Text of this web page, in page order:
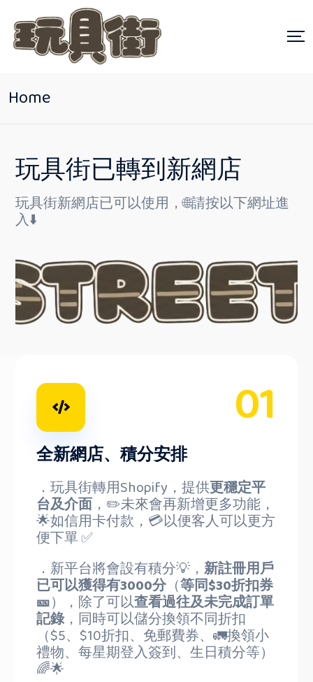
Home
玩具街已轉到新網店
玩具街新網店已可以使用，🌐請按以下網址進
入⬇️
全新網店、積分安排
01
．玩具街轉用Shopify，提供更穩定平
台及介面 ，✏️未來會再新增更多功能，
🌟如信用卡付款，💳以便客人可以更方
便下單 ✅
．新平台將會設有積分💡， 新註冊用戶
已可以獲得有3000分（等同$30折扣券
🎫），除了可以查看過往及未完成訂單
記錄 ，同時可以儲分換領不同折扣
（$5、$10折扣、免郵費券、🚛換領小
禮物、每星期登入簽到、生日積分等）
🌈🌟